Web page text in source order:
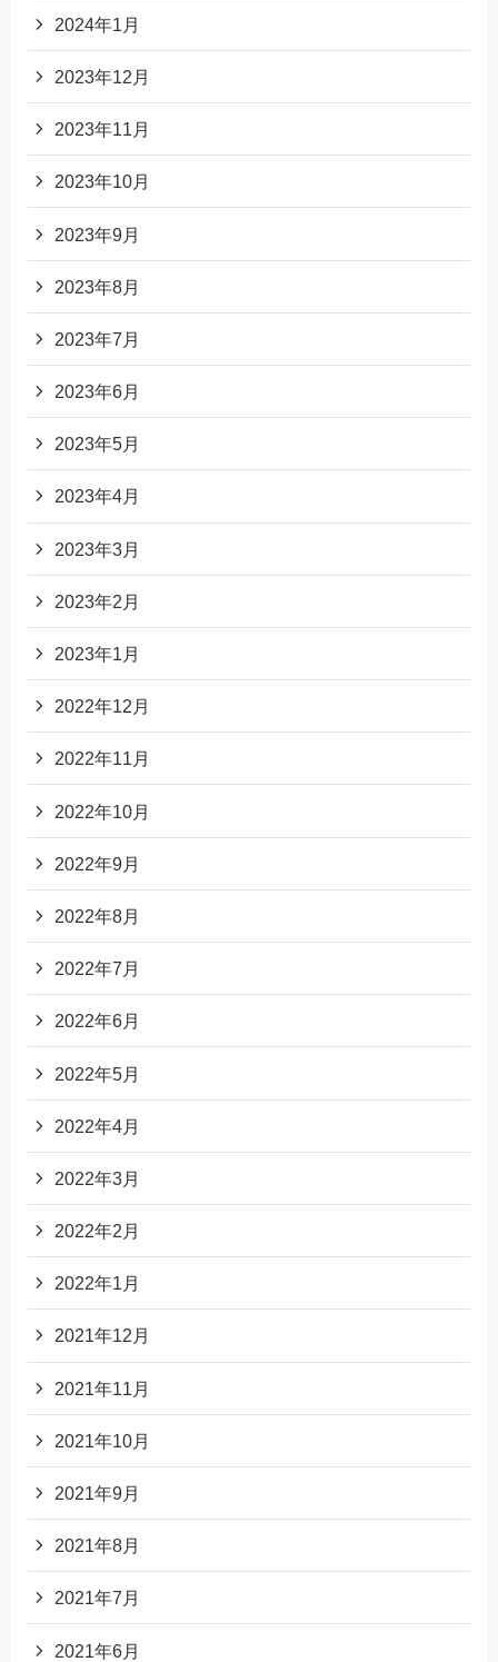
2024年1月
2023年12月
2023年11月
2023年10月
2023年9月
2023年8月
2023年7月
2023年6月
2023年5月
2023年4月
2023年3月
2023年2月
2023年1月
2022年12月
2022年11月
2022年10月
2022年9月
2022年8月
2022年7月
2022年6月
2022年5月
2022年4月
2022年3月
2022年2月
2022年1月
2021年12月
2021年11月
2021年10月
2021年9月
2021年8月
2021年7月
2021年6月